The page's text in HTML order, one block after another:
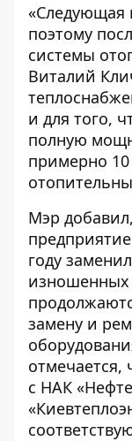
«Следующая
поэтому
системы
Виталий
и для того,
полную
примерно
Мэр
году
изношенных
замену и
отмечается,
с НАК